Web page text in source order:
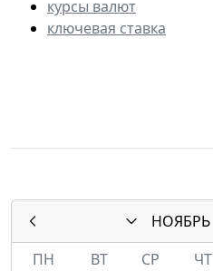
курсы валют
ключевая ставка
НОЯБРЬ
ПН
ВТ СР ЧТ